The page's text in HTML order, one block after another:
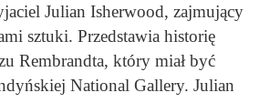
Julian Isherwood, zajmujący
sztuki. Przedstawia historię
Rembrandta, który miał być
National Gallery. Julian